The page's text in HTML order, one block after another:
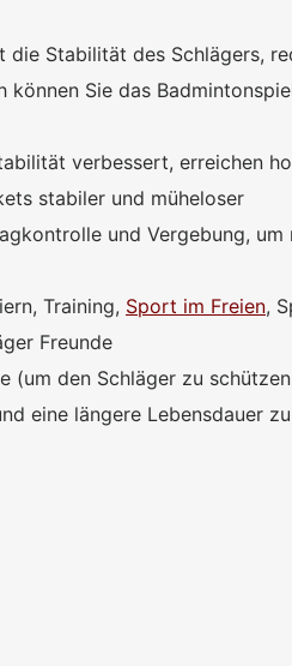
Stabilität des Schlägers,
Sie das
verbessert, erreichen
stabiler und müheloser
und Vergebung,
Training, Sport im Freien,
Freunde
den Schläger zu
eine längere Lebensdauer